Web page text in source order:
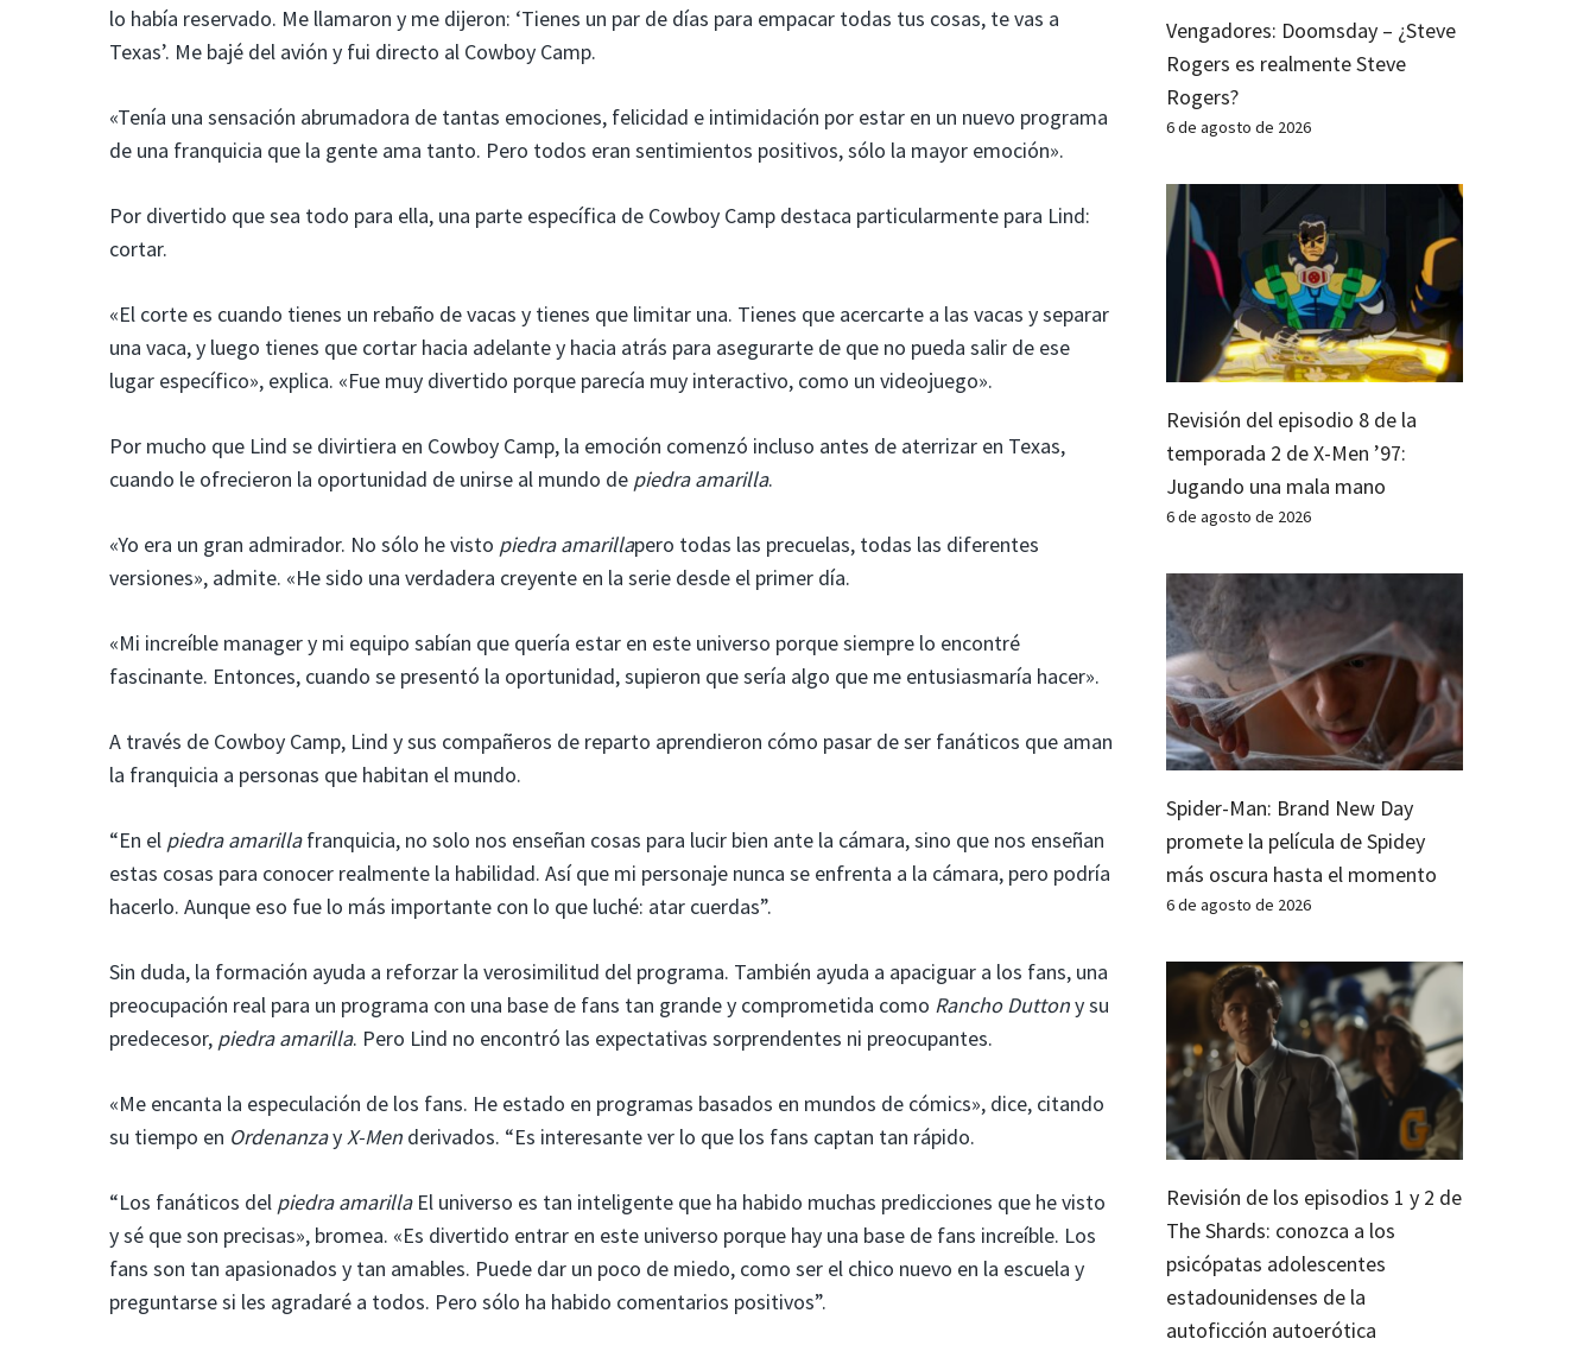
lo había reservado. Me llamaron y me dijeron: ‘Tienes un par de días para empacar todas tus cosas, te vas a
Texas’. Me bajé del avión y fui directo al Cowboy Camp.
«Tenía una sensación abrumadora de tantas emociones, felicidad e intimidación por estar en un nuevo programa
de una franquicia que la gente ama tanto. Pero todos eran sentimientos positivos, sólo la mayor emoción».
Por divertido que sea todo para ella, una parte específica de Cowboy Camp destaca particularmente para Lind:
cortar.
«El corte es cuando tienes un rebaño de vacas y tienes que limitar una. Tienes que acercarte a las vacas y separar
una vaca, y luego tienes que cortar hacia adelante y hacia atrás para asegurarte de que no pueda salir de ese
lugar específico», explica. «Fue muy divertido porque parecía muy interactivo, como un videojuego».
Por mucho que Lind se divirtiera en Cowboy Camp, la emoción comenzó incluso antes de aterrizar en Texas,
cuando le ofrecieron la oportunidad de unirse al mundo de piedra amarilla.
«Yo era un gran admirador. No sólo he visto piedra amarillapero todas las precuelas, todas las diferentes
versiones», admite. «He sido una verdadera creyente en la serie desde el primer día.
«Mi increíble manager y mi equipo sabían que quería estar en este universo porque siempre lo encontré
fascinante. Entonces, cuando se presentó la oportunidad, supieron que sería algo que me entusiasmaría hacer».
A través de Cowboy Camp, Lind y sus compañeros de reparto aprendieron cómo pasar de ser fanáticos que aman
la franquicia a personas que habitan el mundo.
“En el piedra amarillafranquicia, no solo nos enseñan cosas para lucir bien ante la cámara, sino que nos enseñan
estas cosas para conocer realmente la habilidad. Así que mi personaje nunca se enfrenta a la cámara, pero podría
hacerlo. Aunque eso fue lo más importante con lo que luché: atar cuerdas”.
Sin duda, la formación ayuda a reforzar la verosimilitud del programa. También ayuda a apaciguar a los fans, una
preocupación real para un programa con una base de fans tan grande y comprometida como Rancho Duttony su
predecesor, piedra amarilla. Pero Lind no encontró las expectativas sorprendentes ni preocupantes.
«Me encanta la especulación de los fans. He estado en programas basados ​​en mundos de cómics», dice, citando
su tiempo en Ordenanzay X-Men derivados. “Es interesante ver lo que los fans captan tan rápido.
“Los fanáticos del piedra amarillaEl universo es tan inteligente que ha habido muchas predicciones que he visto
y sé que son precisas», bromea. «Es divertido entrar en este universo porque hay una base de fans increíble. Los
fans son tan apasionados y tan amables. Puede dar un poco de miedo, como ser el chico nuevo en la escuela y
preguntarse si les agradaré a todos. Pero sólo ha habido comentarios positivos”.
Vengadores: Doomsday – ¿Steve
Rogers es realmente Steve
Rogers?
6 de agosto de 2026
Revisión del episodio 8 de la
temporada 2 de X-Men ’97:
Jugando una mala mano
6 de agosto de 2026
Spider-Man: Brand New Day
promete la película de Spidey
más oscura hasta el momento
6 de agosto de 2026
Revisión de los episodios 1 y 2 de
The Shards: conozca a los
psicópatas adolescentes
estadounidenses de la
autoficción autoerótica